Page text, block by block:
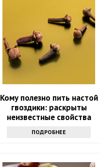
Кому полезно пить настой
гвоздики: раскрыты
неизвестные свойства
ПОДРОБНЕЕ